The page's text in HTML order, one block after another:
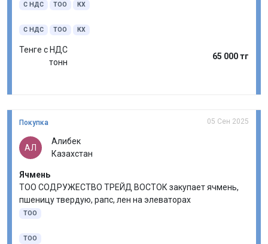
С НДС ТОО КХ
С НДС ТОО КХ
Тенге с НДС
тонн
65 000 тг
Покупка 05 Сен 2025
АЛ
Алибек
Казахстан
Ячмень
ТОО СОДРУЖЕСТВО ТРЕЙД ВОСТОК закупает ячмень,
пшеницу твердую, рапс, лен на элеваторах
ТОО
ТОО